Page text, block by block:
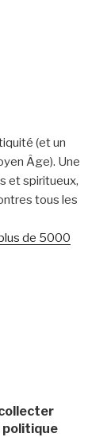
(et un
Âge). Une
et spiritueux,
tous les
de 5000
politique